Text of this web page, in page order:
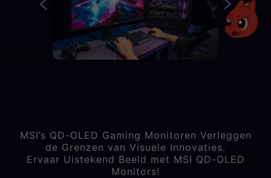
MSI’s QD-OLED Gaming Monitoren Verleggen
de Grenzen van Visuele Innovaties.
Ervaar Uistekend Beeld met MSI QD-OLED
Monitors!